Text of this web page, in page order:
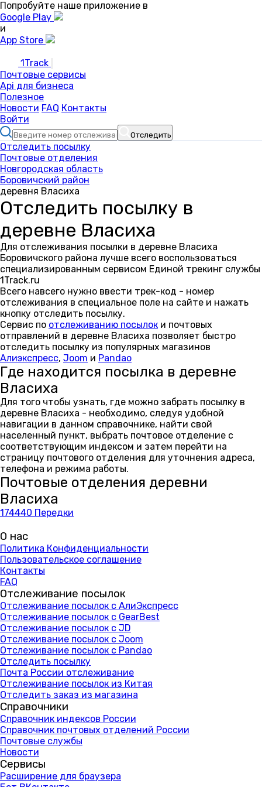
Попробуйте наше приложение в
Google Play
и
App Store
1Track
Почтовые сервисы
Api для бизнеса
Полезное
Новости FAQ Контакты
Войти
Отследить
Отследить посылку
Почтовые отделения
Новгородская область
Боровичский район
деревня Власиха
Отследить посылку в
деревне Власиха
Для отслеживания посылки в деревне Власиха
Боровичского района лучше всего воспользоваться
специализированным сервисом Единой трекинг службы
1Track.ru
Всего навсего нужно ввести трек-код - номер
отслеживания в специальное поле на сайте и нажать
кнопку отследить посылку.
Сервис по отслеживанию посылок и почтовых
отправлений в деревне Власиха позволяет быстро
отследить посылку из популярных магазинов
Алиэкспресс, Joom и Pandao
Где находится посылка в деревне
Власиха
Для того чтобы узнать, где можно забрать посылку в
деревне Власиха - необходимо, следуя удобной
навигации в данном справочнике, найти свой
населенный пункт, выбрать почтовое отделение с
соответствующим индексом и затем перейти на
страницу почтового отделения для уточнения адреса,
телефона и режима работы.
Почтовые отделения деревни
Власиха
174440 Передки
О нас
Политика Конфиденциальности
Пользовательское соглашение
Контакты
FAQ
Отслеживание посылок
Отслеживание посылок с АлиЭкспресс
Отслеживание посылок с GearBest
Отслеживание посылок с JD
Отслеживание посылок с Joom
Отслеживание посылок с Pandao
Отследить посылку
Почта России отслеживание
Отслеживание посылок из Китая
Отследить заказ из магазина
Справочники
Справочник индексов России
Справочник почтовых отделений России
Почтовые службы
Новости
Сервисы
Расширение для браузера